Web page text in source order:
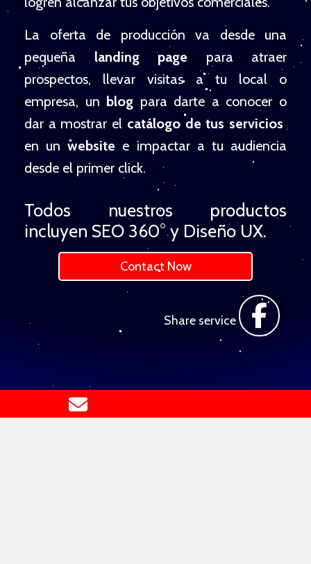
La oferta de producción va desde una
pequeña landing page para atraer
prospectos, llevar visitas a tu local o
empresa, un blog para darte a conocer o
dar a mostrar el catálogo de tus servicios
en unwebsite e impactar a tu audiencia
desde el primer click.
Todos nuestros productos
incluyen SEO 360° y Diseño UX.
Contact Now
Share service